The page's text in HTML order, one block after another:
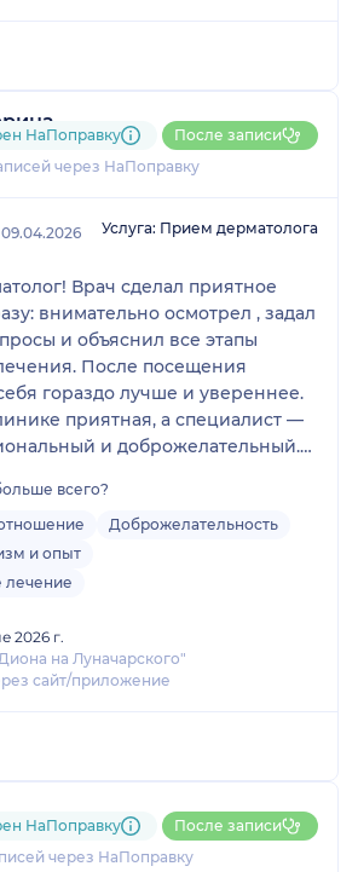
через НаПоправку
НаПоправку После записи
09.04.2026 Услуга: Прием дерматолога
Врач сделал приятное
внимательно осмотрел , задал
и объяснил все этапы
После посещения
гораздо лучше и увереннее.
приятная, а специалист —
и доброжелательный.
всего?
Доброжелательность
и опыт
лечение
2026 г.
на Луначарского"
сайт/приложение
через НаПоправку
НаПоправку После записи